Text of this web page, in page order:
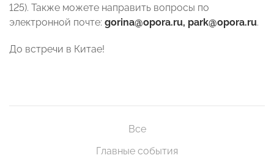
125). Также можете направить вопросы по
электронной почте: gorina@opora.ru, park@opora.ru.
До встречи в Китае!
Все
Главные события